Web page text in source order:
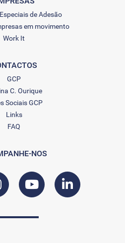
de Adesão
em movimento
Work It
GCP
C. Ourique
Sociais GCP
Links
FAQ
NOS